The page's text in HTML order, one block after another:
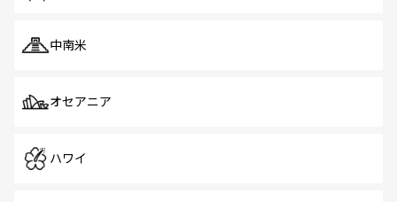
中南米
オセアニア
ハワイ